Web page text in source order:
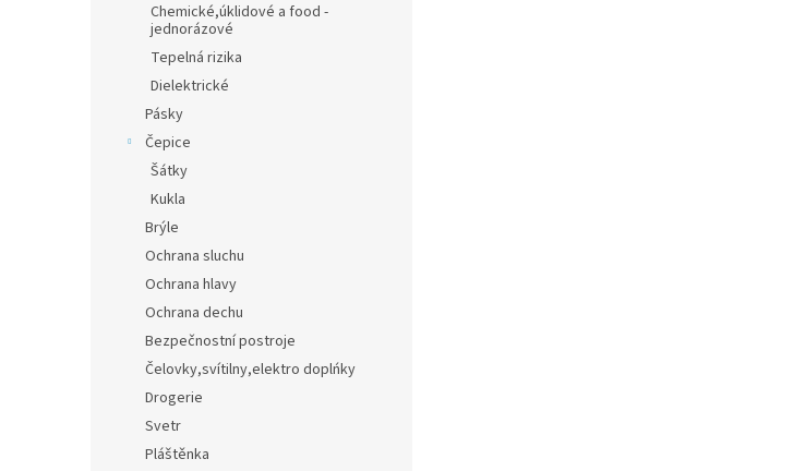
Chemické,úklidové a food -
jednorázové
Tepelná rizika
Dielektrické
Pásky
Čepice
Šátky
Kukla
Brýle
Ochrana sluchu
Ochrana hlavy
Ochrana dechu
Bezpečnostní postroje
Čelovky,svítilny,elektro doplńky
Drogerie
Svetr
Pláštěnka